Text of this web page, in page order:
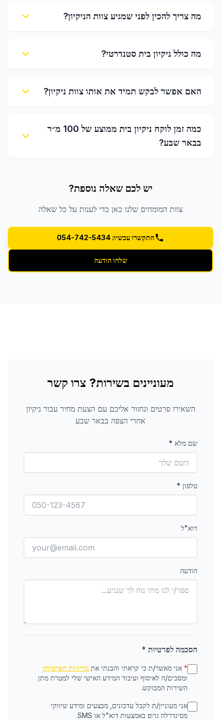
מה צריך להכין לפני שמגיע צוות הניקיון?
מה כולל ניקיון בית סטנדרטי?
האם אפשר לבקש תמיד את אותו צוות ניקיון?
כמה זמן לוקח ניקיון בית ממוצע של 100 מ״ר
בבאר שבע?
יש לכם שאלה נוספת?
צוות המומחים שלנו כאן כדי לענות על כל שאלה
התקשרו עכשיו: 054-742-5434
שלחו הודעה
מעוניינים בשירות? צרו קשר
השאירו פרטים ונחזור אליכם עם הצעת מחיר עבור ניקיון
אחרי הצפה בבאר שבע
שם מלא *
טלפון *
דוא"ל
הודעה
הסכמה לפרטיות *
* אני מאשר/ת כי קראתי והבנתי את מדיניות הפרטיות
ומסכים/ה לאיסוף ועיבוד המידע האישי שלי למטרת מתן
השירות המבוקש.
אני מעוניין/ת לקבל עדכונים, מבצעים ומידע שיווקי
מסינדרלה גרופ באמצעות דוא"ל או SMS.